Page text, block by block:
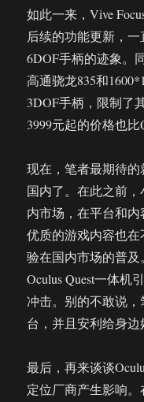
如此一来，Vive
后续的功能更新，
6DOF手柄的迹象。
高通骁龙835和
3DOF手柄，限制了
3999元起的价格也比
现在，笔者最期待的
国内了。在此之前，
内市场，在平台和内
优质的游戏内容也
验在国内市场的普
Oculus Quest一体机
冲击。别的不敢说
台，并且安利给身边
最后，再来谈谈
定位厂商产生影响